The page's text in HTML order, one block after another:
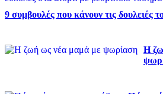
9 συμβουλές που κάνουν τις δουλειές
Η